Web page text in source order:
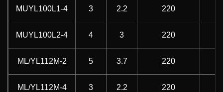
MUYL100L1-4 3 2.2 220
MUYL100L2-4 4 3 220
ML/YL112M-2 5 3.7 220
ML/YL112M-4 3 2.2 220